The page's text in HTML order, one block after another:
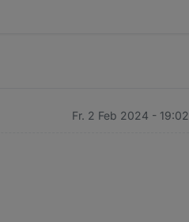
Fr. 2 Feb 2024 - 19:02